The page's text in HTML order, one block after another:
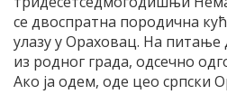
се двоспратна породична
улазу у Ораховац. На питање
из родног града, одсечно
Ако ја одем, оде цео српски